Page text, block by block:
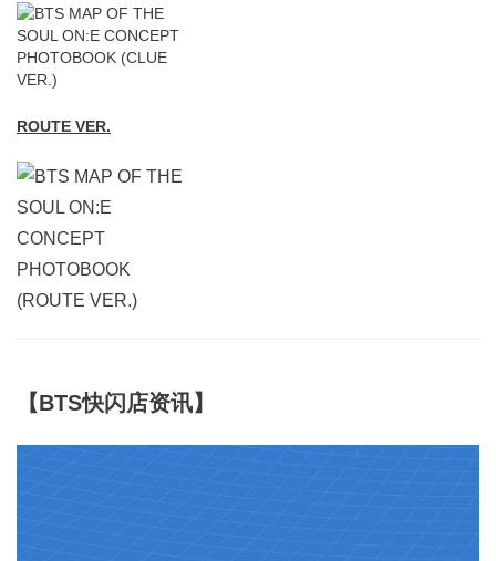
ROUTE VER.
【BTS快闪店资讯】